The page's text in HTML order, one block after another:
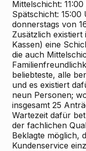
Mittelschicht:
Spätschicht:
donnerstags von
Zusätzlich
Kassen) eine
die auch
beliebteste, alle
und es existiert
neun Personen;
insgesamt 25
Wartezeit dafür
der fachlichen
Beklagte möglich,
Kundenservice